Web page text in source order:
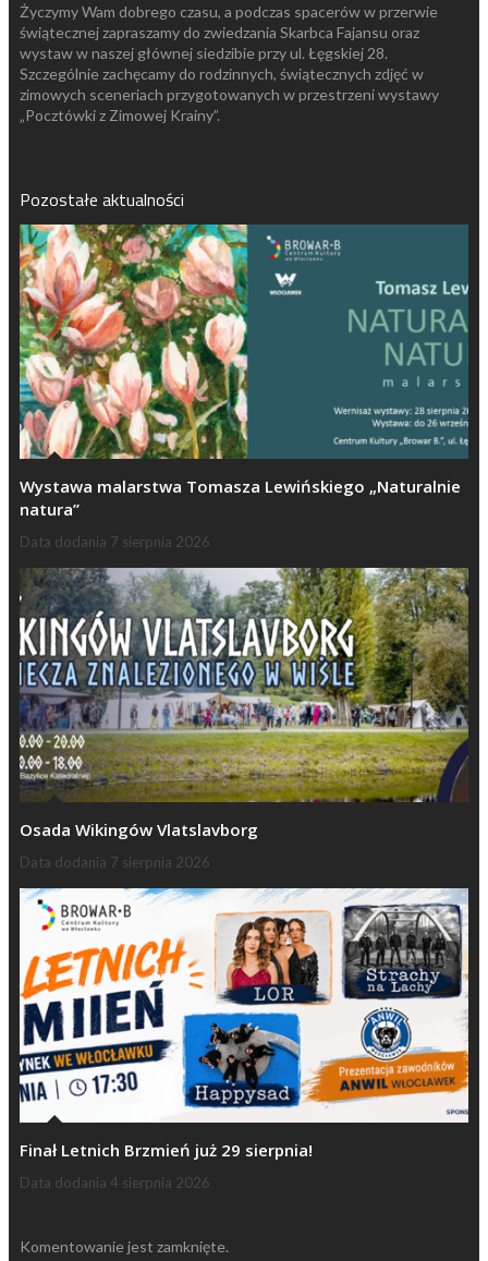
Życzymy Wam dobrego czasu, a podczas spacerów w przerwie
świątecznej zapraszamy do zwiedzania Skarbca Fajansu oraz
wystaw w naszej głównej siedzibie przy ul. Łęgskiej 28.
Szczególnie zachęcamy do rodzinnych, świątecznych zdjęć w
zimowych sceneriach przygotowanych w przestrzeni wystawy
„Pocztówki z Zimowej Krainy”.
Pozostałe aktualności
Wystawa malarstwa Tomasza Lewińskiego „Naturalnie
natura”
Data dodania 7 sierpnia 2026
Osada Wikingów Vlatslavborg
Data dodania 7 sierpnia 2026
Finał Letnich Brzmień już 29 sierpnia!
Data dodania 4 sierpnia 2026
Komentowanie jest zamknięte.